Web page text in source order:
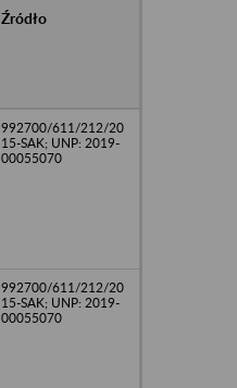
Źródło
992700/611/212/20
15-SAK; UNP: 2019-
00055070
992700/611/212/20
15-SAK; UNP: 2019-
00055070